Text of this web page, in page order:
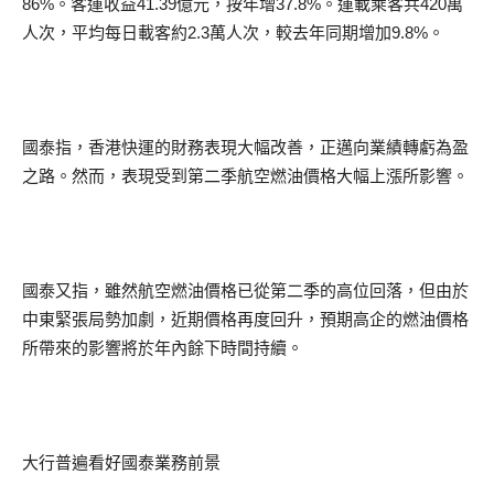
86%。客運收益41.39億元，按年增37.8%。運載乘客共420萬
人次，平均每日載客約2.3萬人次，較去年同期增加9.8%。
國泰指，香港快運的財務表現大幅改善，正邁向業績轉虧為盈
之路。然而，表現受到第二季航空燃油價格大幅上漲所影響。
國泰又指，雖然航空燃油價格已從第二季的高位回落，但由於
中東緊張局勢加劇，近期價格再度回升，預期高企的燃油價格
所帶來的影響將於年內餘下時間持續。
大行普遍看好國泰業務前景